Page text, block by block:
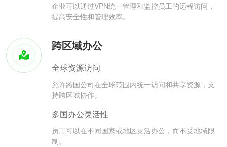
企业可以通过VPN统一管理和监控员工的远程访问，
提高安全性和管理效率。
跨区域办公
全球资源访问
允许跨国公司在全球范围内统一访问和共享资源，支
持跨区域协作。
多国办公灵活性
员工可以在不同国家或地区灵活办公，而不受地域限
制。